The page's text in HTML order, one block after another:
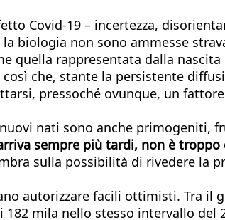
Covid-19 – incertezza,
la biologia non sono ammesse
quella rappresentata dalla
che, stante la persistente
pressoché ovunque, un
nuovi nati sono anche
sempre più tardi, non è
sulla possibilità di rivedere la
autorizzare facili ottimisti. Tra il
mila nello stesso intervallo